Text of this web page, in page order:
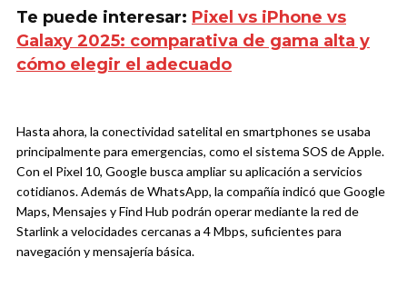
Te puede interesar: Pixel vs iPhone vs
Galaxy 2025: comparativa de gama alta y
cómo elegir el adecuado
Hasta ahora, la conectividad satelital en smartphones se usaba
principalmente para emergencias, como el sistema SOS de Apple.
Con el Pixel 10, Google busca ampliar su aplicación a servicios
cotidianos. Además de WhatsApp, la compañía indicó que Google
Maps, Mensajes y Find Hub podrán operar mediante la red de
Starlink a velocidades cercanas a 4 Mbps, suficientes para
navegación y mensajería básica.